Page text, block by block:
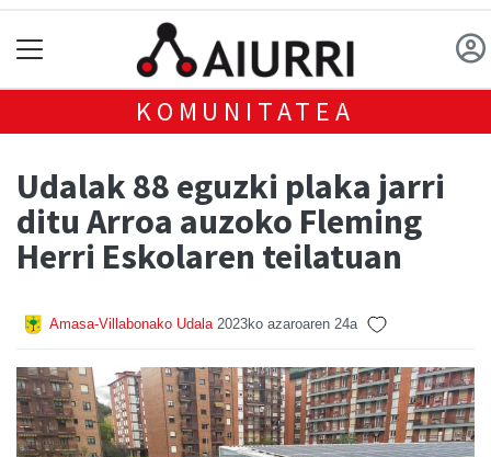
KOMUNITATEA
Udalak 88 eguzki plaka jarri
ditu Arroa auzoko Fleming
Herri Eskolaren teilatuan
Amasa-Villabonako Udala 2023ko azaroaren 24a